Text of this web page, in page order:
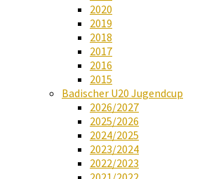
2020
2019
2018
2017
2016
2015
Badischer U20 Jugendcup
2026/2027
2025/2026
2024/2025
2023/2024
2022/2023